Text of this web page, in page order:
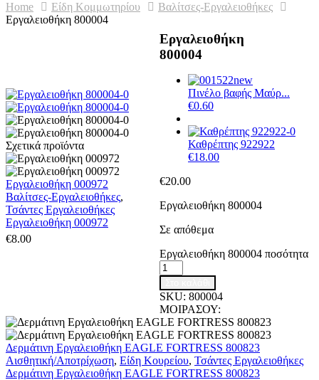
Home Είδη Κομμωτηρίου
Βαλίτσες-Εργαλειοθήκες
Εργαλειοθήκη 800004
Εργαλειοθήκη
800004
Πινέλο βαφής Μαύρ...
€0.60
Καθρέπτης 922922
€18.00
€20.00
Εργαλειοθήκη 800004
Σε απόθεμα
Εργαλειοθήκη 800004 ποσότητα
SKU: 800004
ΜΟΙΡΑΣΟΥ:
Σχετικά προϊόντα
Εργαλειοθήκη 000972
Βαλίτσες-Εργαλειοθήκες,
Τσάντες Εργαλειοθήκες
Εργαλειοθήκη 000972
€8.00
Δερμάτινη Εργαλειοθήκη EAGLE FORTRESS 800823
Αισθητική/Αποτρίχωση, Είδη Κουρείου, Τσάντες Εργαλειοθήκες
Δερμάτινη Εργαλειοθήκη EAGLE FORTRESS 800823